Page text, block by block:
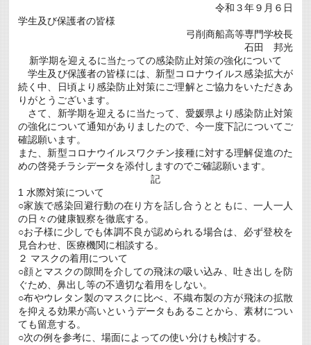
び
専
攻
科
上
輸
ス
テ
修
了
式
の
挙
に
つ
い
て
(9/25)
令和３年９月６日
学生及び保護者の皆様
弓削商船高等専門学校長
石田 邦光
新学期を迎えるに当たっての感染防止対策の強化について
学生及び保護者の皆様には、新型コロナウイルス感染拡大が
続く中、日頃より感染防止対策にご理解とご協力をいただきあ
りがとうございます。
さて、新学期を迎えるに当たって、愛媛県より感染防止対策
の強化について通知がありましたので、今一度下記についてご
確認願います。
また、新型コロナウイルスワクチン接種に対する理解促進のた
めの啓発チラシデータを添付しますのでご確認願います。
記
1 水際対策について
○家族で感染回避行動の在り方を話し合うとともに、一人一人
の日々の健康観察を徹底する。
○お子様に少しでも体調不良が認められる場合は、必ず登校を
見合わせ、医療機関に相談する。
２ マスクの着用について
○顔とマスクの隙間を介しての飛沫の吸い込み、吐き出しを防
ぐため、鼻出し等の不適切な着用をしない。
○布やウレタン製のマスクに比べ、不織布製の方が飛沫の拡散
を抑える効果が高いというデータもあることから、素材につい
ても留意する。
○次の例を参考に、場面によっての使い分けも検討する。